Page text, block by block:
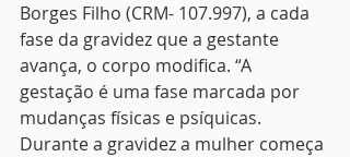
Borges Filho (CRM- 107.997), a cada
fase da gravidez que a gestante
avança, o corpo modifica. “A
gestação é uma fase marcada por
mudanças físicas e psíquicas.
Durante a gravidez a mulher começa